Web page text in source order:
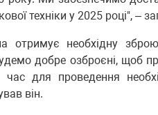
техніки у 2025 році", –
отримує необхідну
добре озброєні, щоб
для проведення
він.